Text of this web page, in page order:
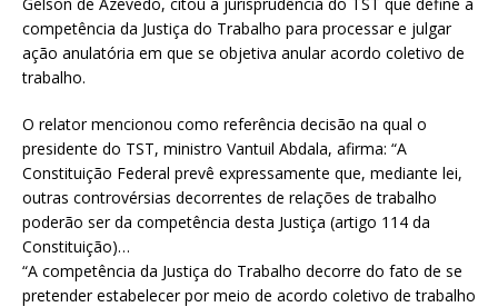
competência da Justiça do Trabalho para processar e julgar
ação anulatória em que se objetiva anular acordo coletivo de
trabalho.
O relator mencionou como referência decisão na qual o
presidente do TST, ministro Vantuil Abdala, afirma: “A
Constituição Federal prevê expressamente que, mediante lei,
outras controvérsias decorrentes de relações de trabalho
poderão ser da competência desta Justiça (artigo 114 da
Constituição)…
“A competência da Justiça do Trabalho decorre do fato de se
pretender estabelecer por meio de acordo coletivo de trabalho